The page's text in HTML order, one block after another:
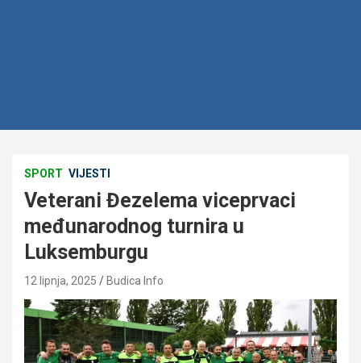
SPORT VIJESTI
Veterani Đezelema viceprvaci
međunarodnog turnira u
Luksemburgu
12 lipnja, 2025 Budica Info